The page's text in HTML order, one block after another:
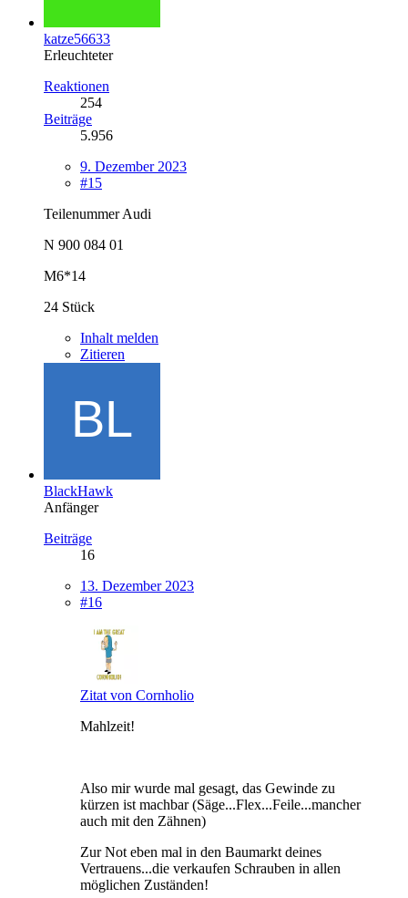
katze56633
Erleuchteter
Reaktionen
254
Beiträge
5.956
9. Dezember 2023
#15
Teilenummer Audi
N 900 084 01
M6*14
24 Stück
Inhalt melden
Zitieren
BlackHawk
Anfänger
Beiträge
16
13. Dezember 2023
#16
Zitat von Cornholio
Mahlzeit!
Also mir wurde mal gesagt, das Gewinde zu
kürzen ist machbar (Säge...Flex...Feile...mancher
auch mit den Zähnen)
Zur Not eben mal in den Baumarkt deines
Vertrauens...die verkaufen Schrauben in allen
möglichen Zuständen!